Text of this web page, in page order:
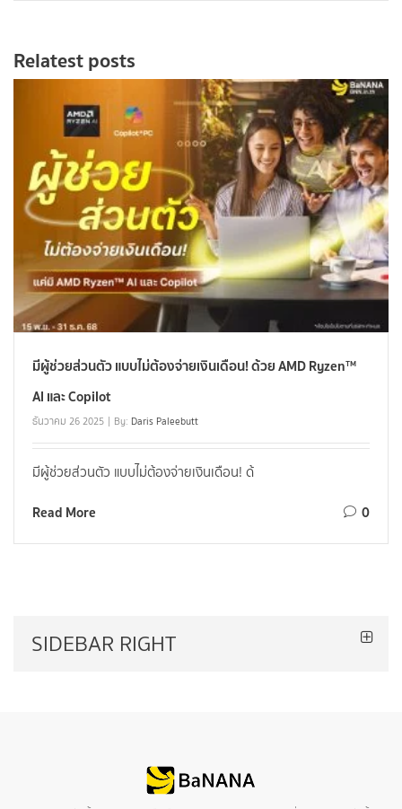
Relatest posts
มีผู้ช่วยส่วนตัว แบบไม่ต้องจ่ายเงินเดือน! ด้วย AMD Ryzen™
AI และ Copilot
ธันวาคม 26 2025 By: Daris Paleebutt
มีผู้ช่วยส่วนตัว แบบไม่ต้องจ่ายเงินเดือน! ด้
Read More 0
SIDEBAR RIGHT